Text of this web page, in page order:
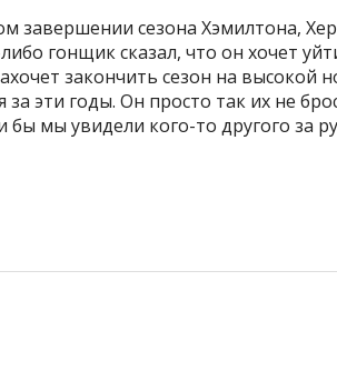
завершении сезона Хэмилтона,
гонщик сказал, что он хочет
закончить сезон на высокой
эти годы. Он просто так их не
бы мы увидели кого-то другого за